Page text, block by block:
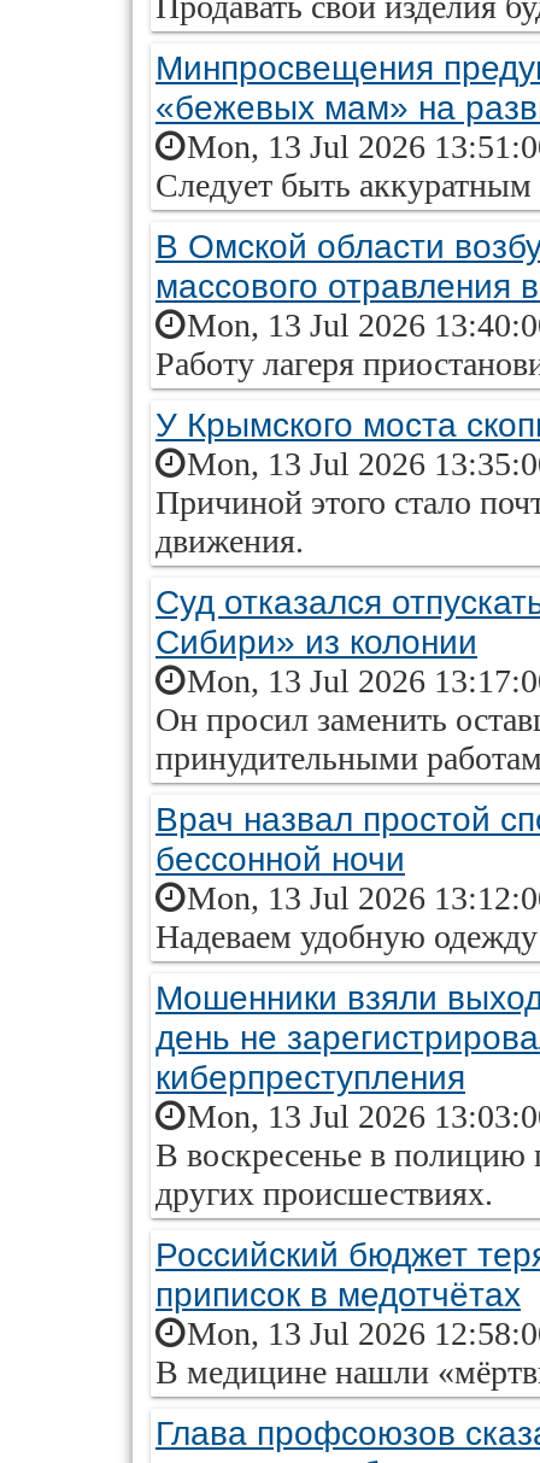
Минпросвещения
«бежевых мам» на
Mon, 13 Jul 2026
Следует быть аккуратным
В Омской области
массового отравления
Mon, 13 Jul 2026
Работу лагеря
У Крымского моста
Mon, 13 Jul 2026
Причиной этого стало
движения.
Суд отказался
Сибири» из колонии
Mon, 13 Jul 2026
Он просил заменить
принудительными
Врач назвал простой
бессонной ночи
Mon, 13 Jul 2026
Надеваем удобную
Мошенники взяли
день не
киберпреступления
Mon, 13 Jul 2026
В воскресенье в
других происшествиях.
Российский бюджет
приписок в медотчётах
Mon, 13 Jul 2026
В медицине нашли
Глава профсоюзов